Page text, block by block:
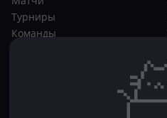
Турниры
Команды